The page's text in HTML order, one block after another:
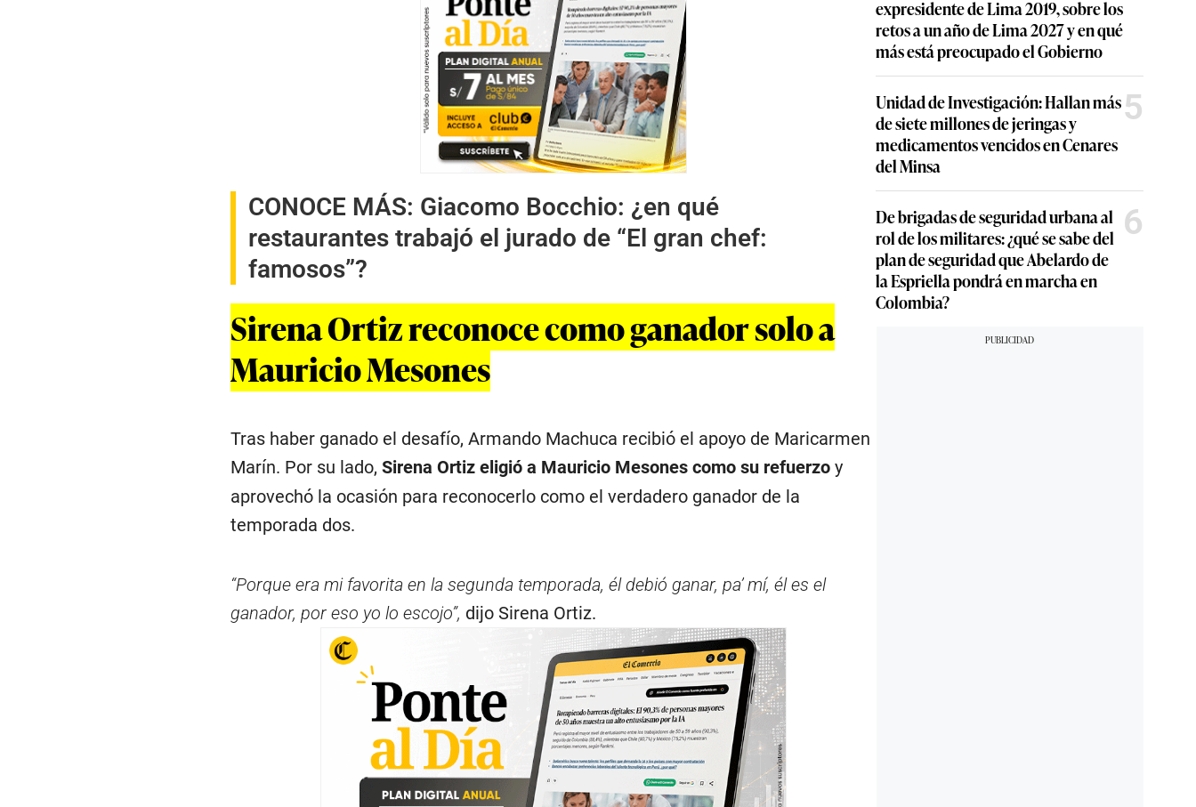
CONOCE MÁS: Giacomo Bocchio: ¿en qué
restaurantes trabajó el jurado de “El gran chef:
famosos”?
Sirena Ortiz reconoce como ganador solo a
Mauricio Mesones
Tras haber ganado el desafío, Armando Machuca recibió el apoyo de Maricarmen
Marín. Por su lado, Sirena Ortiz eligió a Mauricio Mesones como su refuerzoy
aprovechó la ocasión para reconocerlo como el verdadero ganador de la
temporada dos.
“Porque era mi favorita en la segunda temporada, él debió ganar, pa’ mí, él es el
ganador, por eso yo lo escojo”, dijo Sirena Ortiz.
expresidente de Lima 2019, sobre los
retos a un año de Lima 2027 y en qué
más está preocupado el Gobierno
Unidad de Investigación: Hallan más
de siete millones de jeringas y
medicamentos vencidos en Cenares
del Minsa
5
De brigadas de seguridad urbana al
rol de los militares: ¿qué se sabe del
plan de seguridad que Abelardo de
la Espriella pondrá en marcha en
Colombia?
6